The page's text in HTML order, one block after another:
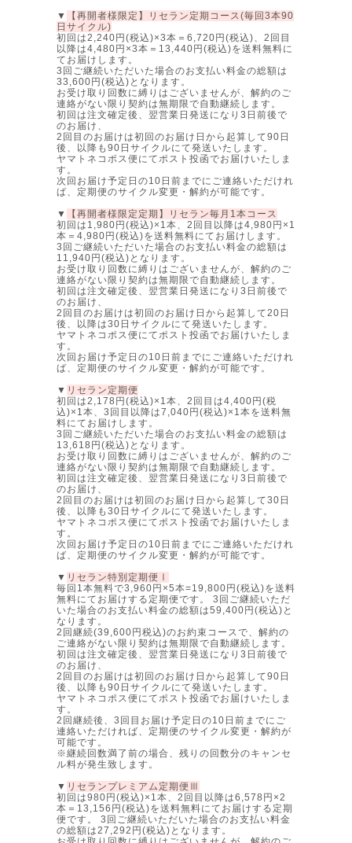
▼
【再開者様限定】リセラン定期コース(毎回3本90
日サイクル)
初回は2,240円(税込)×3本＝6,720円(税込)、2回目
以降は4,480円×3本＝13,440円(税込)を送料無料に
てお届けします。
3回ご継続いただいた場合のお支払い料金の総額は
33,600円(税込)となります。
お受け取り回数に縛りはございませんが、解約のご
連絡がない限り契約は無期限で自動継続します。
初回は注文確定後、翌営業日発送になり3日前後で
のお届け、
2回目のお届けは初回のお届け日から起算して90日
後、以降も90日サイクルにて発送いたします。
ヤマトネコポス便にてポスト投函でお届けいたしま
す。
次回お届け予定日の10日前までにご連絡いただけれ
ば、定期便のサイクル変更・解約が可能です。
▼
【再開者様限定定期】リセラン毎月1本コース
初回は1,980円(税込)×1本、2回目以降は4,980円×1
本＝4,980円(税込)を送料無料にてお届けします。
3回ご継続いただいた場合のお支払い料金の総額は
11,940円(税込)となります。
お受け取り回数に縛りはございませんが、解約のご
連絡がない限り契約は無期限で自動継続します。
初回は注文確定後、翌営業日発送になり3日前後で
のお届け、
2回目のお届けは初回のお届け日から起算して20日
後、以降は30日サイクルにて発送いたします。
ヤマトネコポス便にてポスト投函でお届けいたしま
す。
次回お届け予定日の10日前までにご連絡いただけれ
ば、定期便のサイクル変更・解約が可能です。
▼ リセラン定期便
初回は2,178円(税込)×1本、2回目は4,400円(税
込)×1本、3回目以降は7,040円(税込)×1本を送料無
料にてお届けします。
3回ご継続いただいた場合のお支払い料金の総額は
13,618円(税込)となります。
お受け取り回数に縛りはございませんが、解約のご
連絡がない限り契約は無期限で自動継続します。
初回は注文確定後、翌営業日発送になり3日前後で
のお届け、
2回目のお届けは初回のお届け日から起算して30日
後、以降も30日サイクルにて発送いたします。
ヤマトネコポス便にてポスト投函でお届けいたしま
す。
次回お届け予定日の10日前までにご連絡いただけれ
ば、定期便のサイクル変更・解約が可能です。
▼ リセラン特別定期便Ⅰ
毎回1本無料で3,960円×5本=19,800円(税込)を送料
無料にてお届けする定期便です。 3回ご継続いただ
いた場合のお支払い料金の総額は59,400円(税込)と
なります。
2回継続(39,600円税込)のお約束コースで、解約の
ご連絡がない限り契約は無期限で自動継続します。
初回は注文確定後、翌営業日発送になり3日前後で
のお届け、
2回目のお届けは初回のお届け日から起算して90日
後、以降も90日サイクルにて発送いたします。
ヤマトネコポス便にてポスト投函でお届けいたしま
す。
2回継続後、3回目お届け予定日の10日前までにご
連絡いただければ、定期便のサイクル変更・解約が
可能です。
※継続回数満了前の場合、残りの回数分のキャンセ
ル料が発生致します。
▼ リセランプレミアム定期便Ⅲ
初回は980円(税込)×1本、2回目以降は6,578円×2
本＝13,156円(税込)を送料無料にてお届けする定期
便です。 3回ご継続いただいた場合のお支払い料金
の総額は27,292円(税込)となります。